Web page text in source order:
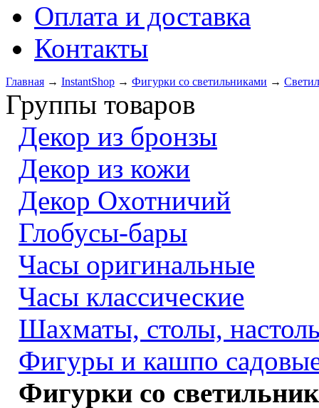
Оплата и доставка
Контакты
Главная → InstantShop → Фигурки со светильниками →
Группы товаров
Декор из бронзы
Декор из кожи
Декор Охотничий
Глобусы-бары
Часы оригинальные
Часы классические
Шахматы, столы,
Фигуры и кашпо
Фигурки со